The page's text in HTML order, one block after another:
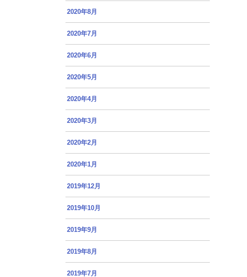
2020年8月
2020年7月
2020年6月
2020年5月
2020年4月
2020年3月
2020年2月
2020年1月
2019年12月
2019年10月
2019年9月
2019年8月
2019年7月